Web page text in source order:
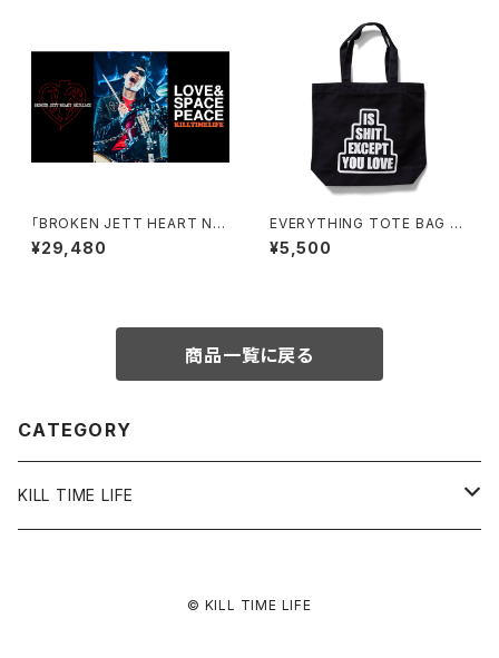
「BROKEN JETT HEART NE
CKLACE」COLLABORATION
"JETT SEIYA"
¥29,480
EVERYTHING TOTE BAG <
BLACK>
¥5,500
商品一覧に戻る
CATEGORY
KILL TIME LIFE
© KILL TIME LIFE